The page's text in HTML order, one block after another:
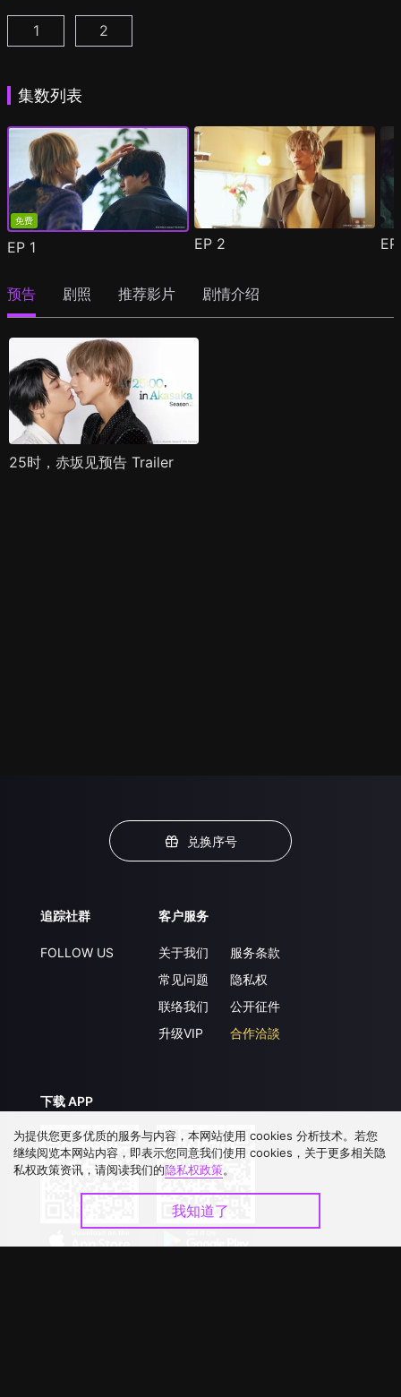
25时，赤坂见 第1集
1 25时，赤坂见 第2季 第1集
2
集数列表
免费
EP 1 EP 2
预告 剧照 推荐影片 剧情介绍
25时，赤坂见预告 Trailer
兑换序号
追踪社群
FOLLOW US
客户服务
关于我们
常见问题
联络我们
升级VIP
服务条款
隐私权
公开征件
合作洽談
下载 APP
为提供您更多优质的服务与内容，本网站使用 cookies 分析技术。若您
继续阅览本网站内容，即表示您同意我们使用 cookies，关于更多相关隐
私权政策资讯，请阅读我们的隐私权政策。
我知道了